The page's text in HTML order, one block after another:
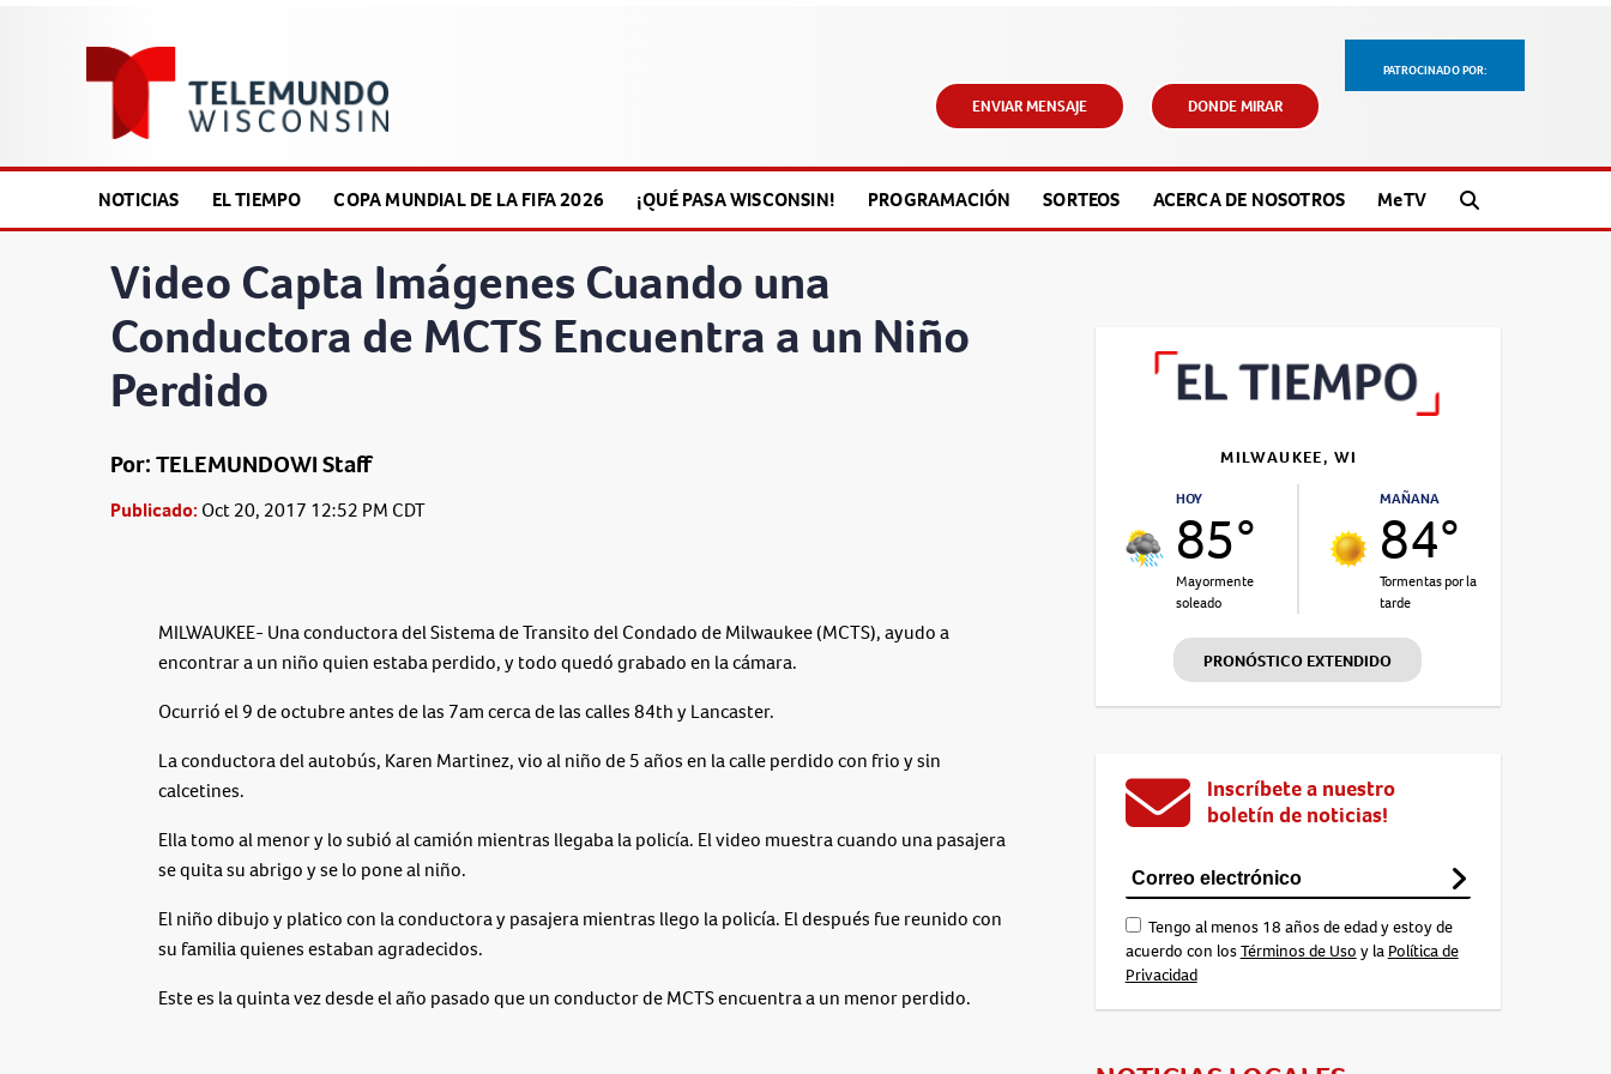
PATROCINADO POR:
ENVIAR MENSAJE DONDE MIRAR
NOTICIAS EL TIEMPO COPA MUNDIAL DE LA FIFA 2026 ¡QUÉ PASA WISCONSIN! PROGRAMACIÓN SORTEOS ACERCA DE NOSOTROS MeTV
Video Capta Imágenes Cuando una
Conductora de MCTS Encuentra a un Niño
Perdido
Por: TELEMUNDOWI Staff
Publicado: Oct 20, 2017 12:52 PM CDT
MILWAUKEE- Una conductora del Sistema de Transito del Condado de Milwaukee (MCTS), ayudo a
encontrar a un niño quien estaba perdido, y todo quedó grabado en la cámara.
Ocurrió el 9 de octubre antes de las 7am cerca de las calles 84th y Lancaster.
La conductora del autobús, Karen Martinez, vio al niño de 5 años en la calle perdido con frio y sin
calcetines.
Ella tomo al menor y lo subió al camión mientras llegaba la policía. El video muestra cuando una pasajera
se quita su abrigo y se lo pone al niño.
El niño dibujo y platico con la conductora y pasajera mientras llego la policía. El después fue reunido con
su familia quienes estaban agradecidos.
Este es la quinta vez desde el año pasado que un conductor de MCTS encuentra a un menor perdido.
MILWAUKEE, WI
HOY
85°
Mayormente
soleado
MAÑANA
84°
Tormentas por la
tarde
PRONÓSTICO EXTENDIDO
Inscríbete a nuestro
boletín de noticias!
Tengo al menos 18 años de edad y estoy de
acuerdo con losTérminos de Uso y la Política de
Privacidad